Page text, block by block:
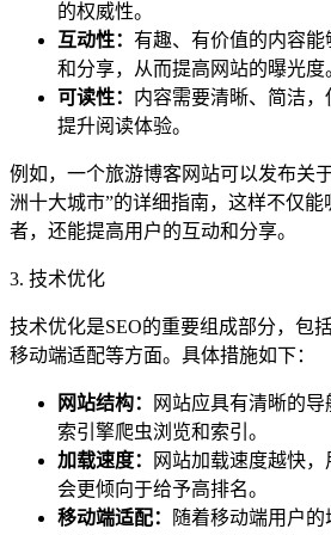
的权威性。
互动性： 有趣、有价值的内容
和分享，从而提高网站的曝光度
可读性： 内容需要清晰、简洁
提升阅读体验。
例如，一个旅游博客网站可以发布关
洲十大城市”的详细指南，这样不仅
者，还能提高用户的互动和分享。
3. 技术优化
技术优化是SEO的重要组成部分，包
移动端适配等方面。具体措施如下：
网站结构：
网站应具有清晰的
索引擎爬虫浏览和索引。
加载速度：
网站加载速度越快
会更倾向于给予高排名。
移动端适配：
随着移动端用户